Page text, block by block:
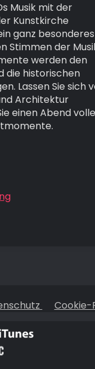
Musik mit der
Kunstkirche
ganz besonderes
Stimmen der
werden den
die historischen
Lassen Sie sich
Architektur
einen Abend
Cookie-